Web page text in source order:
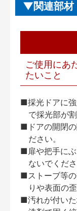
関連部
ご使用にあ
たいこと
■採光ドアに
で採光部が
■ドアの開閉の
ださい。
■扉や把手に
ないでくださ
■ストーブ等
りや表面の
■汚れが付い